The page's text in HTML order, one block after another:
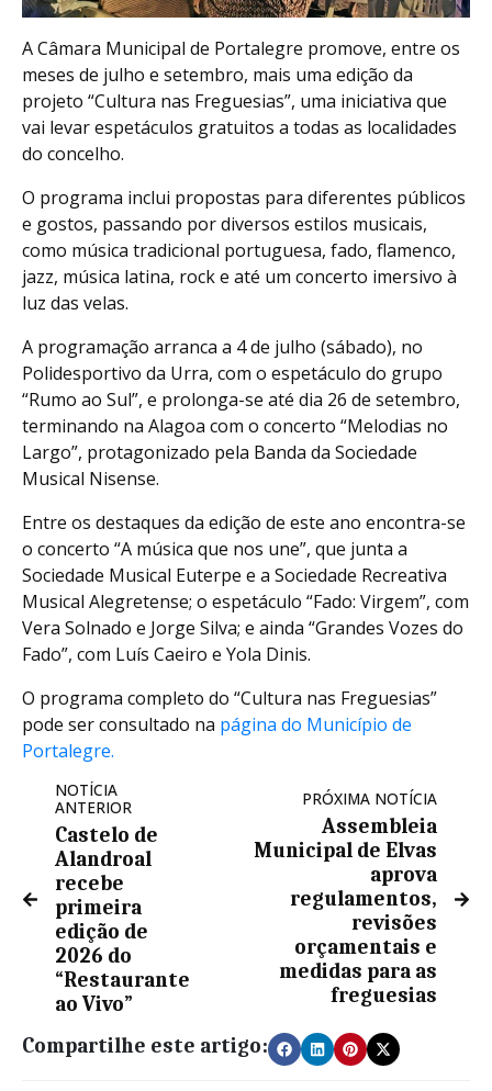
A Câmara Municipal de Portalegre promove, entre os
meses de julho e setembro, mais uma edição da
projeto “Cultura nas Freguesias”, uma iniciativa que
vai levar espetáculos gratuitos a todas as localidades
do concelho.
O programa inclui propostas para diferentes públicos
e gostos, passando por diversos estilos musicais,
como música tradicional portuguesa, fado, flamenco,
jazz, música latina, rock e até um concerto imersivo à
luz das velas.
A programação arranca a 4 de julho (sábado), no
Polidesportivo da Urra, com o espetáculo do grupo
“Rumo ao Sul”, e prolonga-se até dia 26 de setembro,
terminando na Alagoa com o concerto “Melodias no
Largo”, protagonizado pela Banda da Sociedade
Musical Nisense.
Entre os destaques da edição de este ano encontra-se
o concerto “A música que nos une”, que junta a
Sociedade Musical Euterpe e a Sociedade Recreativa
Musical Alegretense; o espetáculo “Fado: Virgem”, com
Vera Solnado e Jorge Silva; e ainda “Grandes Vozes do
Fado”, com Luís Caeiro e Yola Dinis.
O programa completo do “Cultura nas Freguesias”
pode ser consultado na página do Município de
Portalegre.
NOTÍCIA
ANTERIOR
Castelo de
Alandroal
recebe
primeira
edição de
2026 do
“Restaurante
ao Vivo”
PRÓXIMA NOTÍCIA
Assembleia
Municipal de Elvas
aprova
regulamentos,
revisões
orçamentais e
medidas para as
freguesias
Compartilhe este artigo: